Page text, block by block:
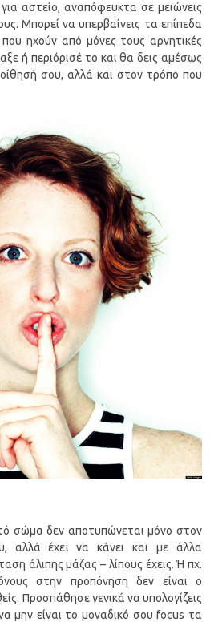
αστείο, αναπόφευκτα σε μειώνεις
Μπορεί να υπερβαίνεις τα επίπεδα
ηχούν από μόνες τους αρνητικές
ή περιόρισέ το και θα δεις αμέσως
σου, αλλά και στον τρόπο που
σώμα δεν αποτυπώνεται μόνο στον
αλλά έχει να κάνει και με άλλα
άλιπης μάζας – λίπους έχεις. Ή πχ.
στην προπόνηση δεν είναι ο
Προσπάθησε γενικά να υπολογίζεις
μην είναι το μοναδικό σου focus τα